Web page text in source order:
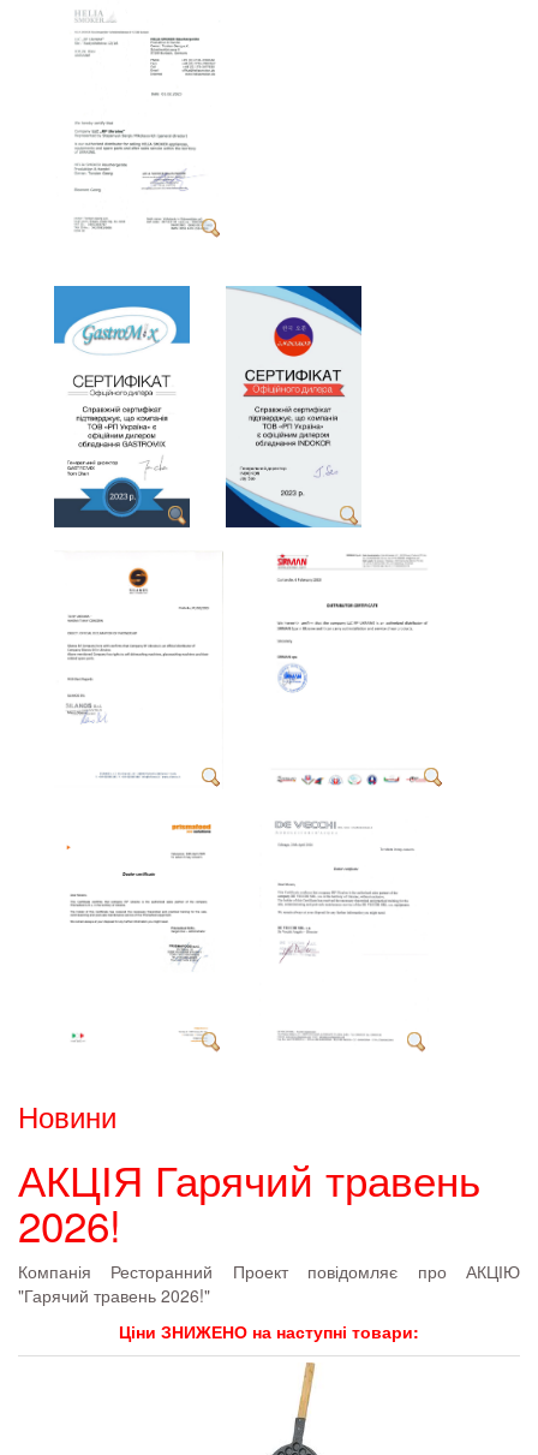
Новини
АКЦІЯ Гарячий травень
2026!
Компанія Ресторанний Проект повідомляє про АКЦІЮ
"Гарячий травень 2026!"
Ціни ЗНИЖЕНО на наступні товари: